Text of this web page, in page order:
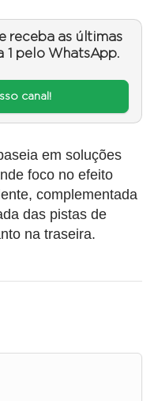
receba as últimas
1 pelo WhatsApp.
canal!
em soluções
foco no efeito
complementada
das pistas de
na traseira.